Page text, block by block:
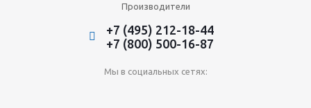
Производители
+7 (495) 212-18-44
+7 (800) 500-16-87
Мы в социальных сетях: